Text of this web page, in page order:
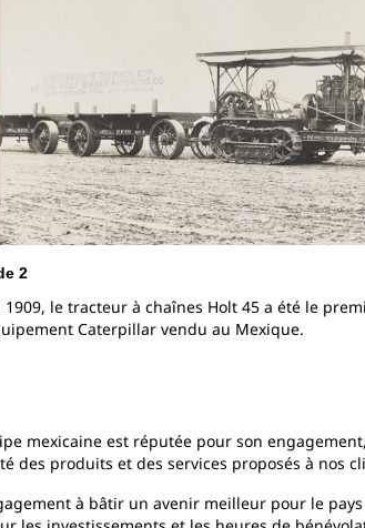
2
1909, le tracteur à chaînes Holt 45 a été le
Caterpillar vendu au Mexique.
mexicaine est réputée pour son
des produits et des services proposés à nos
à bâtir un avenir meilleur pour le